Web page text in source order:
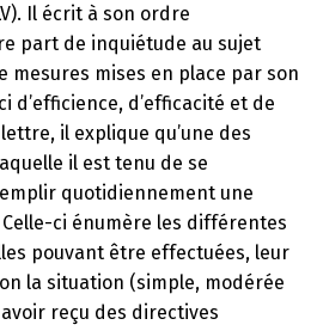
Il écrit à son ordre
part de inquiétude au sujet
mesures mises en place par son
d’efficience, d’efficacité et de
il explique qu’une des
il est tenu de se
quotidiennement une
ci énumère les différentes
pouvant être effectuées, leur
la situation (simple, modérée
reçu des directives